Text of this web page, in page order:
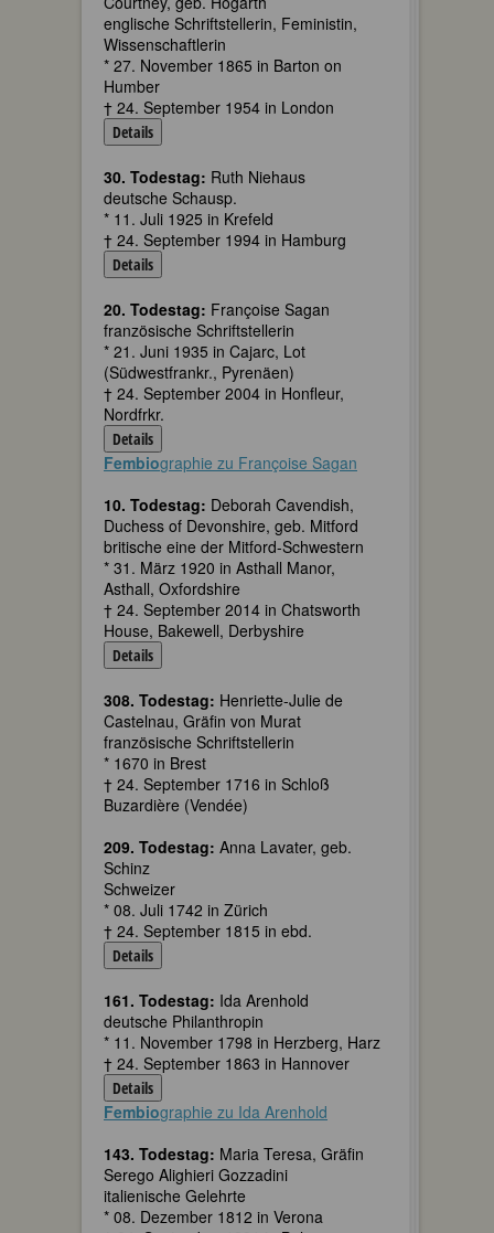
englische Schriftstellerin, Feministin,
Wissenschaftlerin
* 27. November 1865 in Barton on
Humber
† 24. September 1954 in London
Details
30. Todestag: Ruth Niehaus
deutsche Schausp.
* 11. Juli 1925 in Krefeld
† 24. September 1994 in Hamburg
Details
20. Todestag: Françoise Sagan
französische Schriftstellerin
* 21. Juni 1935 in Cajarc, Lot
(Südwestfrankr., Pyrenäen)
† 24. September 2004 in Honfleur,
Nordfrkr.
Details
Fembiographie zu Françoise Sagan
10. Todestag: Deborah Cavendish,
Duchess of Devonshire, geb. Mitford
britische eine der Mitford-Schwestern
* 31. März 1920 in Asthall Manor,
Asthall, Oxfordshire
† 24. September 2014 in Chatsworth
House, Bakewell, Derbyshire
Details
308. Todestag: Henriette-Julie de
Castelnau, Gräfin von Murat
französische Schriftstellerin
* 1670 in Brest
† 24. September 1716 in Schloß
Buzardière (Vendée)
209. Todestag: Anna Lavater, geb.
Schinz
Schweizer
* 08. Juli 1742 in Zürich
† 24. September 1815 in ebd.
Details
161. Todestag: Ida Arenhold
deutsche Philanthropin
* 11. November 1798 in Herzberg, Harz
† 24. September 1863 in Hannover
Details
Fembiographie zu Ida Arenhold
143. Todestag: Maria Teresa, Gräfin
Serego Alighieri Gozzadini
italienische Gelehrte
* 08. Dezember 1812 in Verona